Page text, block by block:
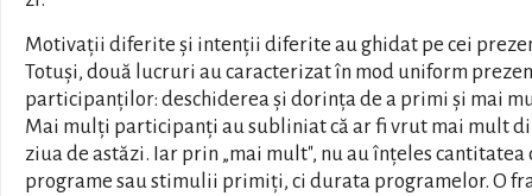
Motivații diferite și intenții diferite au ghidat pe cei
Totuși, două lucruri au caracterizat în mod uniform
participanților: deschiderea și dorința de a primi și mai
Mai mulți participanți au subliniat că ar fi vrut mai mult
ziua de astăzi. Iar prin „mai mult", nu au înțeles cantitatea
programe sau stimulii primiți, ci durata programelor. O